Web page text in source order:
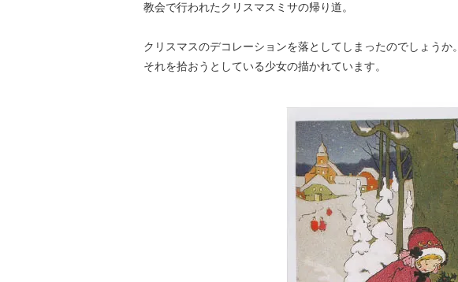
教会で行われたクリスマスミサの帰り道。
クリスマスのデコレーションを落としてしまったのでしょうか。
それを拾おうとしている少女の描かれています。